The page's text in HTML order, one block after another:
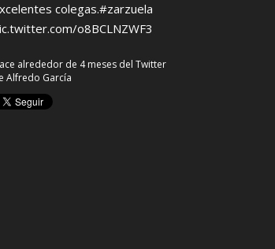
colegas.#zarzuela
o8BCLNZWF3
alrededor de 4 meses del Twitter
Alfredo García